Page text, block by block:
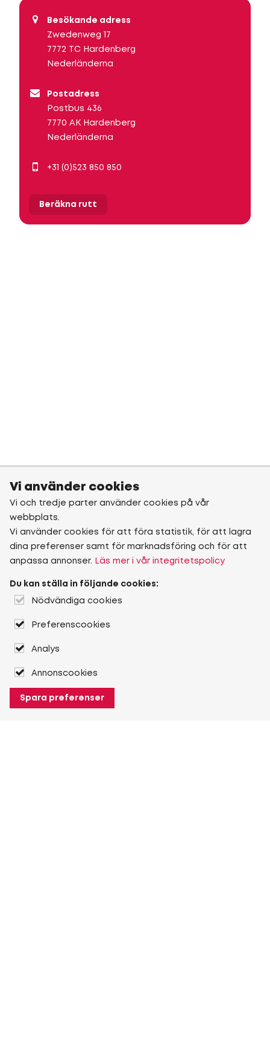
Besökande adress
Zwedenweg 17
7772 TC Hardenberg
Nederländerna
Postadress
Postbus 436
7770 AK Hardenberg
Nederländerna
+31 (0)523 850 850
Beräkna rutt
Vi använder cookies
Vi och tredje parter använder cookies på vår
webbplats.
Vi använder cookies för att föra statistik, för att lagra
dina preferenser samt för marknadsföring och för att
anpassa annonser.
Läs mer i vår integritetspolicy
Du kan ställa in följande cookies:
Nödvändiga cookies
Preferenscookies
Analys
Annonscookies
Spara preferenser